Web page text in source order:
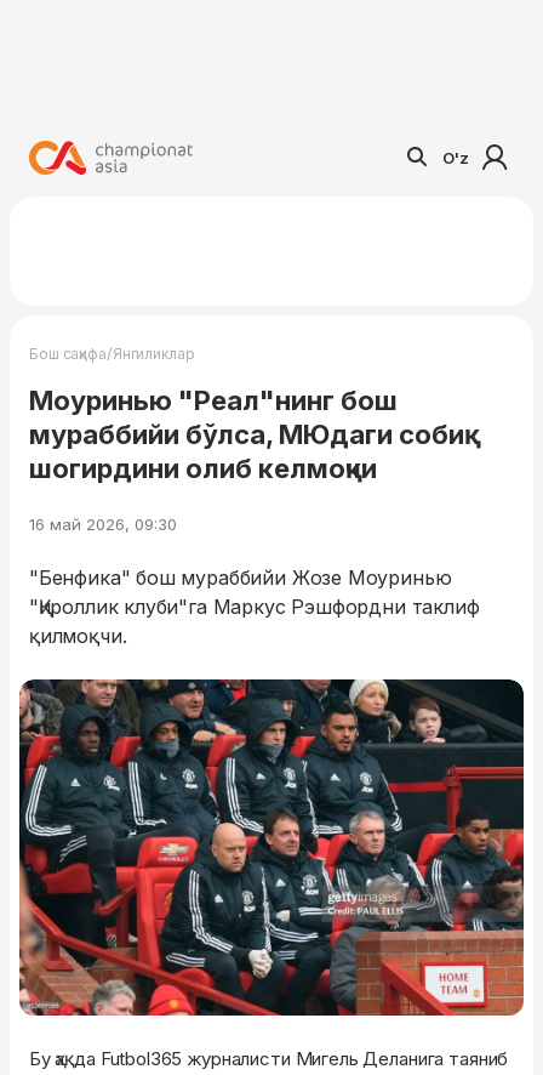
O'z
Бош саҳифа/Янгиликлар
Моуринью "Реал"нинг бош
мураббийи бўлса, МЮдаги собиқ
шогирдини олиб келмоқчи
16 май 2026, 09:30
"Бенфика" бош мураббийи Жозе Моуринью
"Қироллик клуби"га Маркус Рэшфордни таклиф
қилмоқчи.
Бу ҳақда Futbol365 журналисти Мигель Деланига таяниб